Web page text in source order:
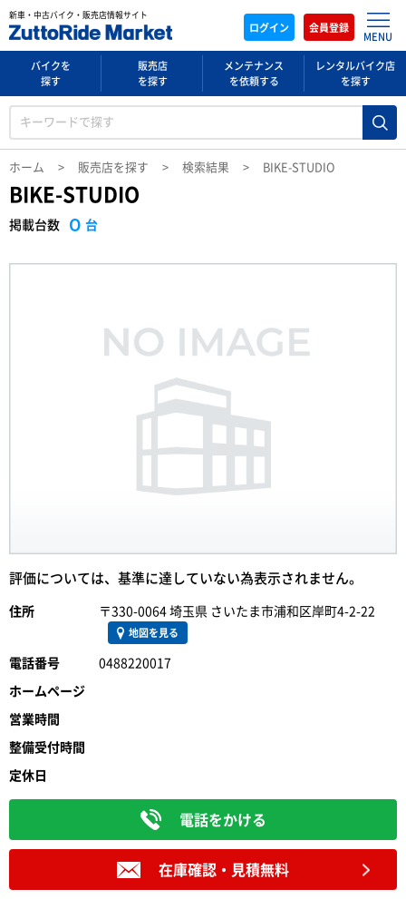
新車・中古バイク・販売店情報サイト
ログイン
会員登録
MENU
バイクを
探す
販売店
を探す
メンテナンス
を依頼する
レンタルバイク店
を探す
ホーム 販売店を探す 検索結果 BIKE-STUDIO
BIKE-STUDIO
掲載台数 0 台
評価については、基準に達していない為表示されません。
住所 〒330-0064 埼玉県 さいたま市浦和区岸町4-2-22
地図を見る
電話番号 0488220017
ホームページ
営業時間
整備受付時間
定休日
電話をかける
在庫確認・見積無料